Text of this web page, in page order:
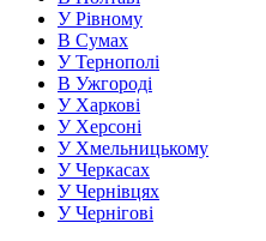
У Рівному
В Сумах
У Тернополі
В Ужгороді
У Харкові
У Херсоні
У Хмельницькому
У Черкасах
У Чернівцях
У Чернігові